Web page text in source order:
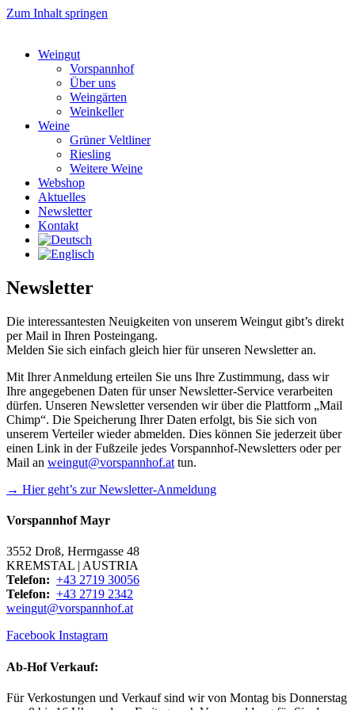
Zum Inhalt springen
Weingut
Vorspannhof
Über uns
Weingärten
Weinkeller
Weine
Grüner Veltliner
Riesling
Weitere Weine
Webshop
Aktuelles
Newsletter
Kontakt
Newsletter
Die interessantesten Neuigkeiten von unserem Weingut gibt’s direkt
per Mail in Ihren Posteingang.
Melden Sie sich einfach gleich hier für unseren Newsletter an.
Mit Ihrer Anmeldung erteilen Sie uns Ihre Zustimmung, dass wir
Ihre angegebenen Daten für unser Newsletter-Service verarbeiten
dürfen. Unseren Newsletter versenden wir über die Plattform „Mail
Chimp“. Die Speicherung Ihrer Daten erfolgt, bis Sie sich von
unserem Verteiler wieder abmelden. Dies können Sie jederzeit über
einen Link in der Fußzeile jedes Vorspannhof-Newsletters oder per
Mail an weingut@vorspannhof.at tun.
→ Hier geht’s zur Newsletter-Anmeldung
Vorspannhof Mayr
3552 Droß, Herrngasse 48
KREMSTAL | AUSTRIA
Telefon: +43 2719 30056
Telefon: +43 2719 2342
weingut@vorspannhof.at
Facebook Instagram
Ab-Hof Verkauf:
Für Verkostungen und Verkauf sind wir von Montag bis Donnerstag